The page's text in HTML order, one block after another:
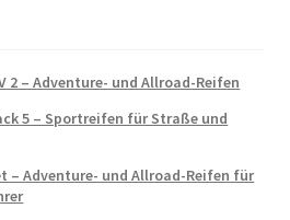
2 – Adventure- und Allroad-Reifen
5 – Sportreifen für Straße und
– Adventure- und Allroad-Reifen für